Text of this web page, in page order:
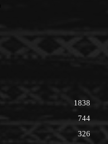
1838
744
326